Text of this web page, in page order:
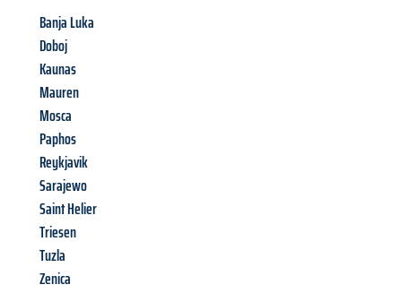
Banja Luka
Doboj
Kaunas
Mauren
Mosca
Paphos
Reykjavik
Sarajewo
Saint Helier
Triesen
Tuzla
Zenica